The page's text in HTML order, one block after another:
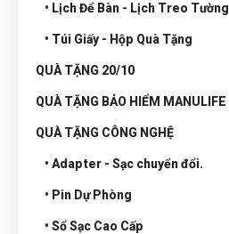
• Lịch Để Bàn - Lịch Treo Tường
• Túi Giấy - Hộp Quà Tặng
QUÀ TẶNG 20/10
QUÀ TẶNG BẢO HIỂM MANULIFE
QUÀ TẶNG CÔNG NGHỆ
• Adapter - Sạc chuyển đổi.
• Pin Dự Phòng
• Sổ Sạc Cao Cấp